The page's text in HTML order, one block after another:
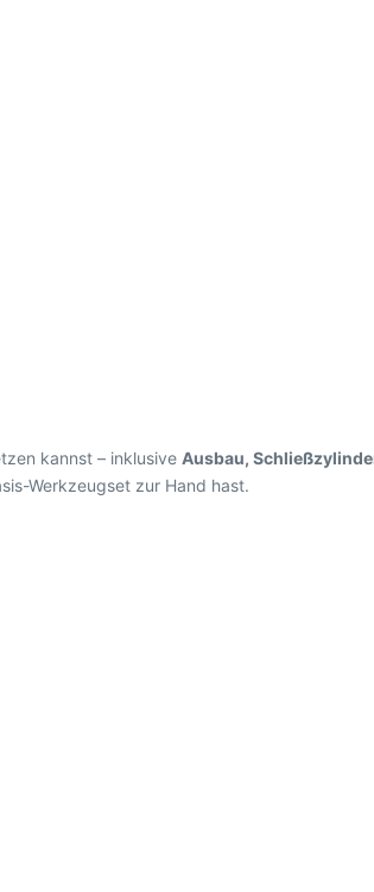
kannst – inklusive Ausbau,
Werkzeugset zur Hand hast.